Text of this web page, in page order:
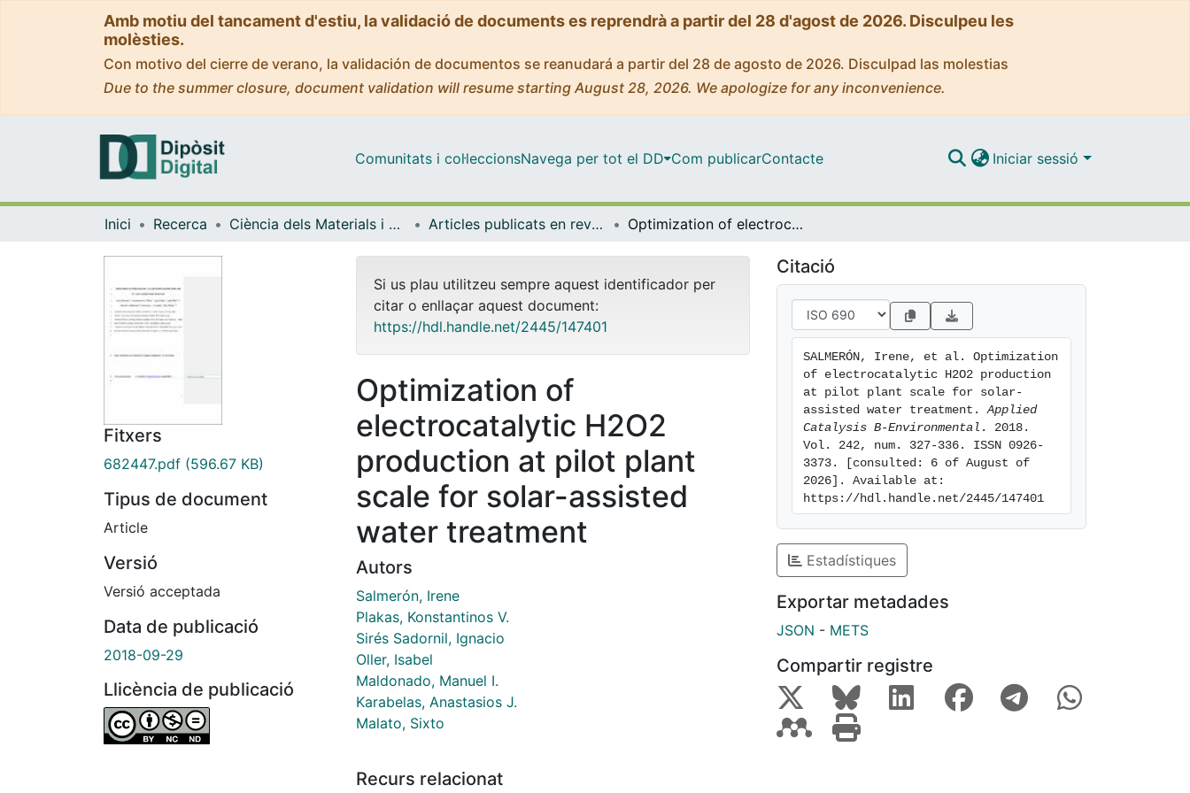
Amb motiu del tancament d'estiu, la validació de documents es reprendrà a partir del 28 d'agost de 2026. Disculpeu les
molèsties.
Con motivo del cierre de verano, la validación de documentos se reanudará a partir del 28 de agosto de 2026. Disculpad las molestias
Due to the summer closure, document validation will resume starting August 28, 2026. We apologize for any inconvenience.
Comunitats i col·leccionsNavega per tot el DD Com publicarContacte Iniciar sessió
Inici Recerca Ciència dels Materials i Química Física Articles publicats en revistes (Ciència dels Materials i Química Física) Optimization of electrocatalytic H2O2 production at pilot plant scale for solar-assisted water treatment
Fitxers
682447.pdf (596.67 KB)
Tipus de document
Article
Versió
Versió acceptada
Data de publicació
2018-09-29
Llicència de publicació
Si us plau utilitzeu sempre aquest identificador per
citar o enllaçar aquest document:
https://hdl.handle.net/2445/147401
Optimization of
electrocatalytic H2O2
production at pilot plant
scale for solar-assisted
water treatment
Autors
Salmerón, Irene
Plakas, Konstantinos V.
Sirés Sadornil, Ignacio
Oller, Isabel
Maldonado, Manuel I.
Karabelas, Anastasios J.
Malato, Sixto
Recurs relacionat
Citació
SALMERÓN, Irene, et al. Optimization
of electrocatalytic H2O2 production
at pilot plant scale for solar-
assisted water treatment. Applied
Catalysis B-Environmental . 2018.
Vol. 242, num. 327-336. ISSN 0926-
3373. [consulted: 6 of August of
2026]. Available at:
https://hdl.handle.net/2445/147401
Estadístiques
Exportar metadades
JSON - METS
Compartir registre